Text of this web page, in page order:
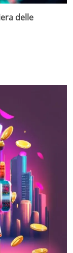
delle